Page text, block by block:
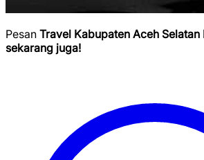
Pesan Travel Kabupaten Aceh Selatan
sekarang juga!